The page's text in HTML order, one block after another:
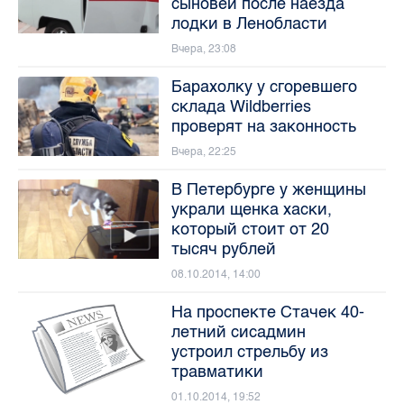
лодки в Ленобласти
Вчера, 23:08
Барахолку у сгоревшего
склада Wildberries
проверят на законность
Вчера, 22:25
В Петербурге у женщины
украли щенка хаски,
который стоит от 20
тысяч рублей
08.10.2014, 14:00
На проспекте Стачек 40-
летний сисадмин
устроил стрельбу из
травматики
01.10.2014, 19:52